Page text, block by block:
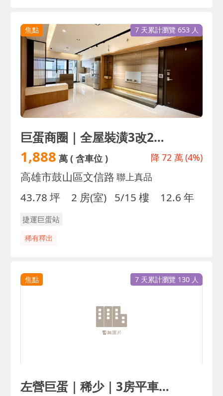
焦點 7 天累計瀏覽 653 人
巨蛋商圈｜全屋裝潢3改2房配平車｜精華地段｜誠
1,888 萬( 含車位 ) 降 72 萬(4%)
高雄市鼓山區文信路 聯上真品
43.78 坪 2 房(室) 5/15 樓 12.6 年
捷運巨蛋站
稀有釋出
焦點 7 天累計瀏覽 130 人
左營巨蛋｜稀少｜3房平車｜衛浴開窗｜輕屋齡｜誠